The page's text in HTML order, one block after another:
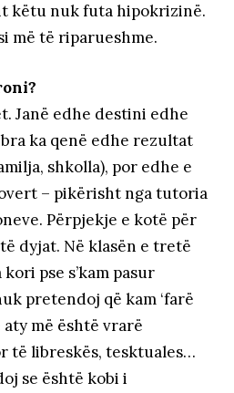
këtu nuk futa hipokrizinë.
më të riparueshme.
Janë edhe destini edhe
ka qenë edhe rezultat
shkolla), por edhe e
– pikërisht nga tutoria
Përpjekje e kotë për
dyjat. Në klasën e tretë
pse s’kam pasur
pretendoj që kam ‘farë
aty më është vrarë
të libreskës, tesktuales…
se është kobi i